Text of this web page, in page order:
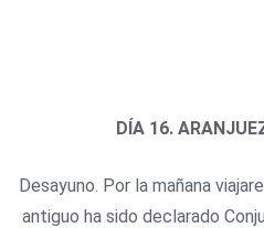
DÍA 16.
Desayuno. Por la mañana
antiguo ha sido declarado